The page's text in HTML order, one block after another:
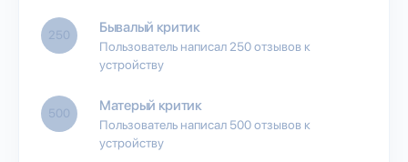
250 Бывалый критик
Пользователь написал 250 отзывов к
устройству
500 Матерый критик
Пользователь написал 500 отзывов к
устройству